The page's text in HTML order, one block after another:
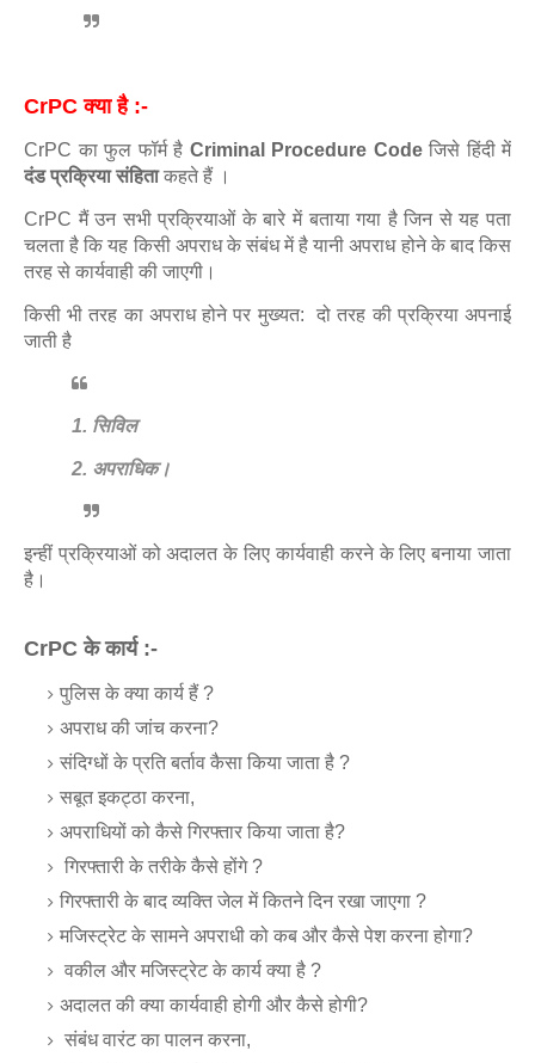
CrPC क्या है :-
CrPC का फुल फॉर्म है Criminal Procedure Codeजिसे हिंदी में
दंड प्रक्रिया संहिताकहते हैं ।
CrPC मैं उन सभी प्रक्रियाओं के बारे में बताया गया है जिन से यह पता
चलता है कि यह किसी अपराध के संबंध में है यानी अपराध होने के बाद किस
तरह से कार्यवाही की जाएगी।
किसी भी तरह का अपराध होने पर मुख्यत: दो तरह की प्रक्रिया अपनाई
जाती है
1. सिविल
2. अपराधिक।
इन्हीं प्रक्रियाओं को अदालत के लिए कार्यवाही करने के लिए बनाया जाता
है।
CrPC के कार्य :-
पुलिस के क्या कार्य हैं ?
अपराध की जांच करना?
संदिग्धों के प्रति बर्ताव कैसा किया जाता है ?
सबूत इकट्ठा करना,
अपराधियों को कैसे गिरफ्तार किया जाता है?
गिरफ्तारी के तरीके कैसे होंगे ?
गिरफ्तारी के बाद व्यक्ति जेल में कितने दिन रखा जाएगा ?
मजिस्ट्रेट के सामने अपराधी को कब और कैसे पेश करना होगा?
वकील और मजिस्ट्रेट के कार्य क्या है ?
अदालत की क्या कार्यवाही होगी और कैसे होगी?
संबंध वारंट का पालन करना,